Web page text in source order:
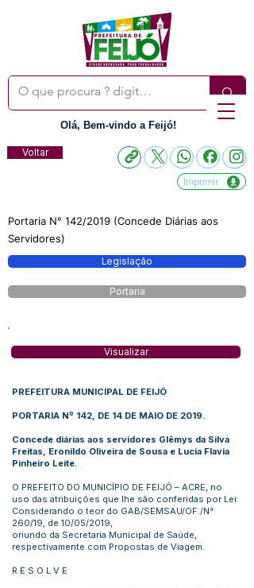
Olá, Bem-vindo a Feijó!
Voltar
Imprimir
Portaria N° 142/2019 (Concede Diárias aos
Servidores)
Legislação
Portaria
Visualizar
PREFEITURA MUNICIPAL DE FEIJÓ
PORTARIA Nº 142, DE 14 DE MAIO DE 2019.
Concede diárias aos servidores Glêmys da Silva
Freitas, Eronildo Oliveira de Sousa e Lucia Flavia
Pinheiro Leite.
O PREFEITO DO MUNICÍPIO DE FEIJÓ – ACRE, no
uso das atribuições que lhe são conferidas por Lei:
Considerando o teor do GAB/SEMSAU/OF./N°
260/19, de 10/05/2019,
oriundo da Secretaria Municipal de Saúde,
respectivamente com Propostas de Viagem.
R E S O L V E